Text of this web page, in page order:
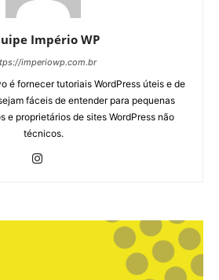
Império WP
imperiowp.com.br
é fornecer tutoriais WordPress úteis e de
fáceis de entender para pequenas
e proprietários de sites WordPress não
técnicos.